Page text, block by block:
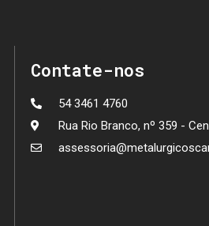
Contate-nos
54 3461 4760
Rua Rio Branco, nº 359 -